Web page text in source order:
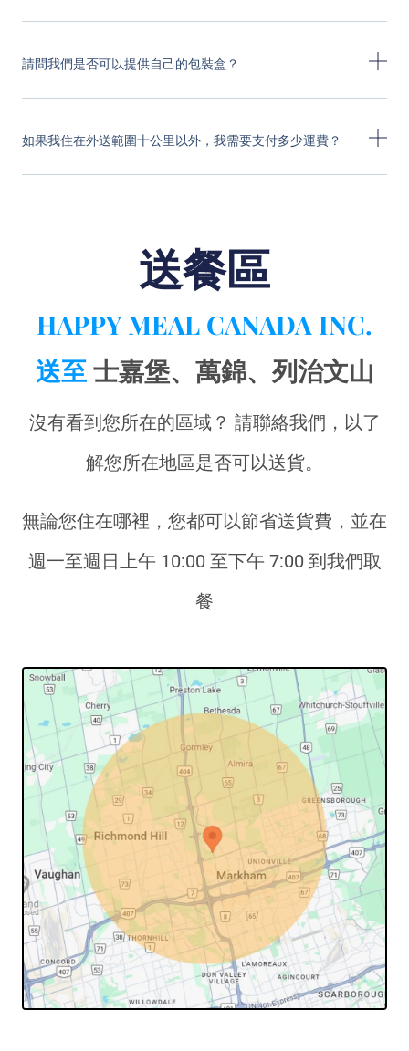
請問我們是否可以提供自己的包裝盒？
如果我住在外送範圍十公里以外，我需要支付多少運費？
送餐區
HAPPY MEAL CANADA INC.
送至 士嘉堡、萬錦、列治文山
沒有看到您所在的區域？ 請聯絡我們，以了
解您所在地區是否可以送貨。
無論您住在哪裡，您都可以節省送貨費，並在
週一至週日上午 10:00 至下午 7:00 到我們取
餐